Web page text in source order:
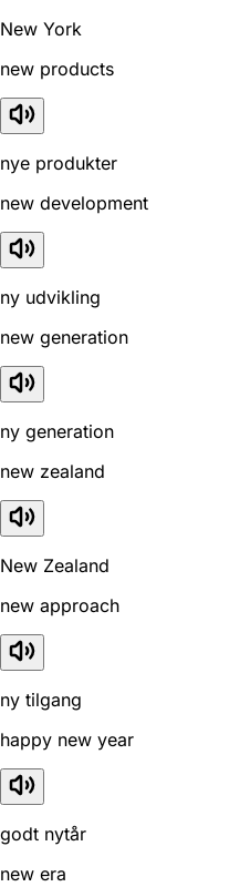
New York
new products
nye produkter
new development
ny udvikling
new generation
ny generation
new zealand
New Zealand
new approach
ny tilgang
happy new year
godt nytår
new era